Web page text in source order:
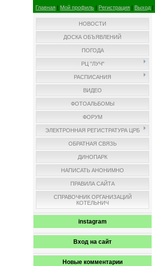
Главная | Мой профиль | Регистрация | Выход |
НОВОСТИ
ДОСКА ОБЪЯВЛЕНИЙ
ПОГОДА
РЦ "ЛУЧ"
РАСПИСАНИЯ
ВИДЕО
ФОТОАЛЬБОМЫ
ФОРУМ
ЭЛЕКТРОННАЯ РЕГИСТРАТУРА ЦРБ
ОБРАТНАЯ СВЯЗЬ
ДИНОПАРК
НАПИСАТЬ АНОНИМНО
ПРАВИЛА САЙТА
СПРАВОЧНИК ОРГАНИЗАЦИЙ
КОТЕЛЬНИЧ
instagram
Вход на сайт
Новые комментарии